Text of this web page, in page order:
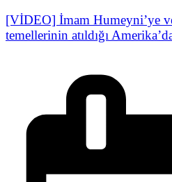
[VİDEO] İmam Humeyni’ye
temellerinin atıldığı